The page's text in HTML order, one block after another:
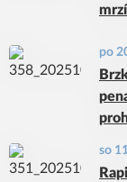
po
so